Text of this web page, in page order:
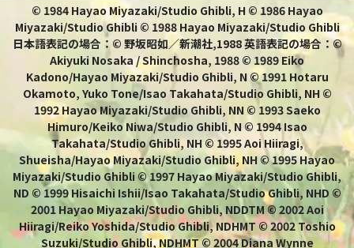
© 1984 Hayao Miyazaki/Studio Ghibli, H © 1986 Hayao
Miyazaki/Studio Ghibli © 1988 Hayao Miyazaki/Studio Ghibli
日本語表記の場合：© 野坂昭如／新潮社,1988 英語表記の場合：©
Akiyuki Nosaka / Shinchosha, 1988 © 1989 Eiko
Kadono/Hayao Miyazaki/Studio Ghibli, N © 1991 Hotaru
Okamoto, Yuko Tone/Isao Takahata/Studio Ghibli, NH ©
1992 Hayao Miyazaki/Studio Ghibli, NN © 1993 Saeko
Himuro/Keiko Niwa/Studio Ghibli, N © 1994 Isao
Takahata/Studio Ghibli, NH © 1995 Aoi Hiiragi,
Shueisha/Hayao Miyazaki/Studio Ghibli, NH © 1995 Hayao
Miyazaki/Studio Ghibli © 1997 Hayao Miyazaki/Studio Ghibli,
ND © 1999 Hisaichi Ishii/Isao Takahata/Studio Ghibli, NHD ©
2001 Hayao Miyazaki/Studio Ghibli, NDDTM © 2002 Aoi
Hiiragi/Reiko Yoshida/Studio Ghibli, NDHMT © 2002 Toshio
Suzuki/Studio Ghibli, NDHMT © 2004 Diana Wynne